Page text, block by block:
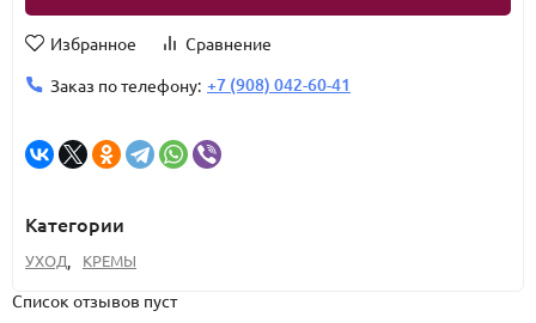
Избранное
Сравнение
Заказ по телефону: +7 (908) 042-60-41
Категории
УХОД, КРЕМЫ
Список отзывов пуст